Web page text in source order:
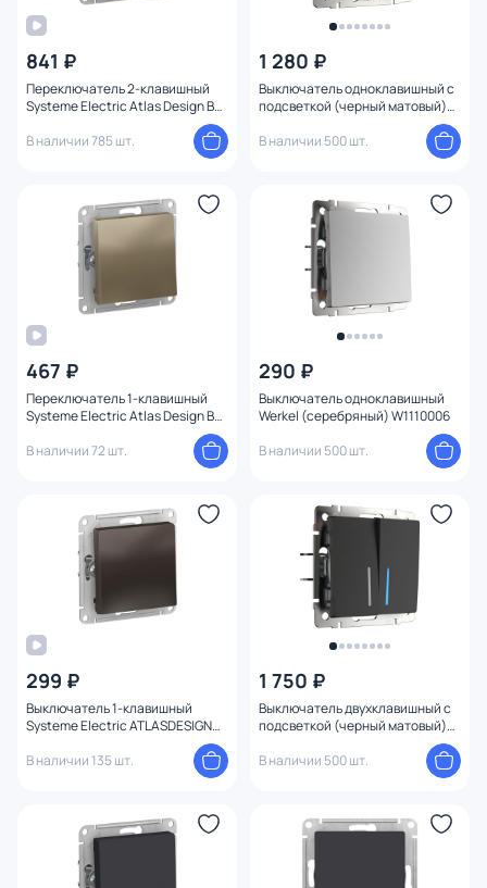
841 ₽
Переключатель 2-клавишный
Systeme Electric Atlas Design BD-
В наличии 785 шт.
1 280 ₽
Выключатель одноклавишный с
подсветкой (черный матовый)
В наличии 500 шт.
467 ₽
Переключатель 1-клавишный
Systeme Electric Atlas Design BD-
В наличии 72 шт.
290 ₽
Выключатель одноклавишный
Werkel (серебряный) W1110006
В наличии 500 шт.
299 ₽
Выключатель 1-клавишный
Systeme Electric ATLASDESIGN
В наличии 135 шт.
1 750 ₽
Выключатель двухклавишный с
подсветкой (черный матовый)
В наличии 500 шт.